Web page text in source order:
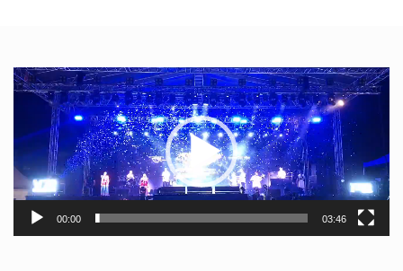
Video
Player
00:00 03:46